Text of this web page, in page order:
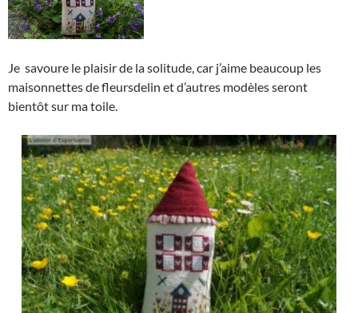
Je savoure le plaisir de la solitude, car j’aime beaucoup les
maisonnettes de fleursdelin et d’autres modèles seront
bientôt sur ma toile.